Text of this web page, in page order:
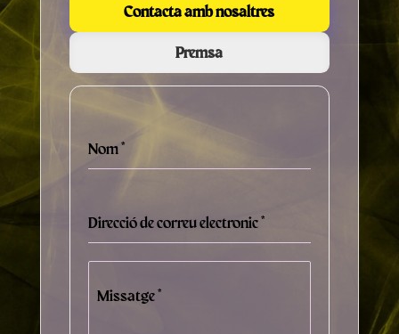
Contacta amb nosaltres
Premsa
Nom*
Direcció de correu electronic*
Missatge*